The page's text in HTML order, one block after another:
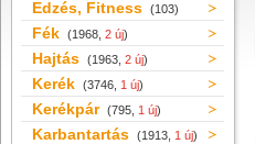
Edzés, Fitness (103)
Fék (1968, 2 új)
Hajtás (1963, 2 új)
Kerék (3746, 1 új)
Kerékpár (795, 1 új)
Karbantartás (1913, 1 új)